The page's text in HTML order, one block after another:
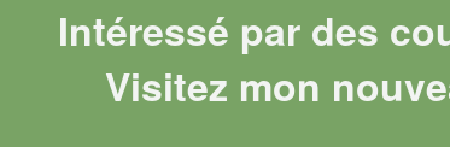
Intéressé par des
Visitez mon